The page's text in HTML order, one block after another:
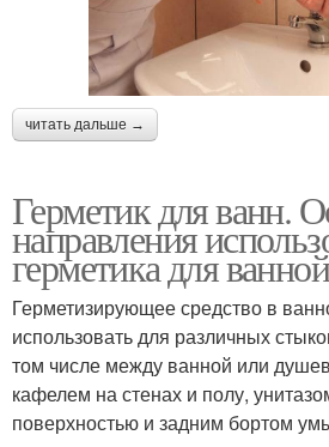
читать дальше →
Герметик для ванн.
направления
герметика для
Герметизирующее средство в
использовать для различных
том числе между ванной или
кафелем на стенах и полу,
поверхностью и задним бортом